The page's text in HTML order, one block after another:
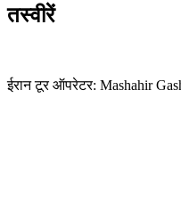
तस्वीरें
ईरान टूर ऑपरेटर: Mashahir